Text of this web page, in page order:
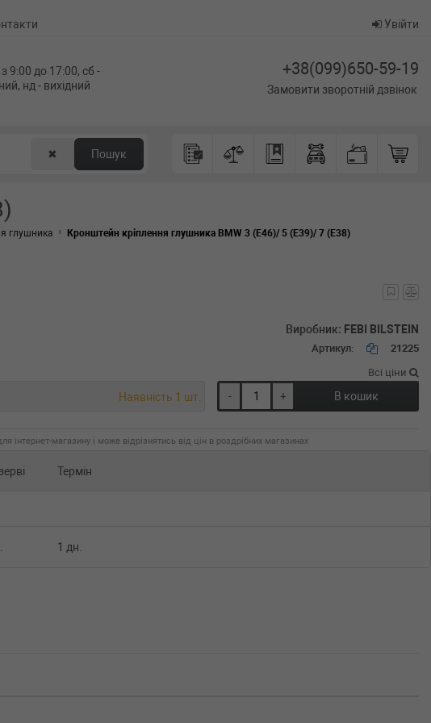
Увійти
9:00 до 17:00, сб -
нд - вихідний
+38(099)650-59-19
Замовити зворотній дзвінок
✖ Пошук
глушника Кронштейн кріплення глушника BMW 3 (E46)/ 5 (E39)/ 7 (E38)
Виробник: FEBI BILSTEIN
Артикул: 21225
Всі ціни
Наявність 1 шт. - + В кошик
інтернет-магазину і може відрізнятись від цін в роздрібних магазинах
Термін
1 дн.